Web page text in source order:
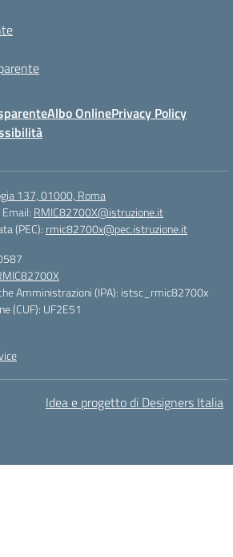
Albo OnlinePrivacy Policy
137, 01000, Roma
Email: RMIC82700X@istruzione.it
(PEC): rmic82700x@pec.istruzione.it
Amministrazioni (IPA): istsc_rmic82700x
(CUF): UF2E51
Idea e progetto di Designers Italia